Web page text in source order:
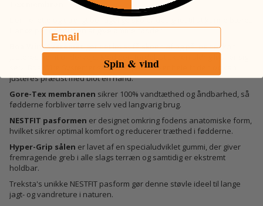
Denne lette og utroligt behagelige sko er designet til at kunne bæres
i lange perioder uden at give ømme fødder.
Boa Wire Systemetgør det let at få skoen af og på, og det kan
justeres nemt undervejs. Med den fordel, at skoen aldrig løsner sig
selv. Boa Wire Systemet spænder jævnt over hele foden og kan
justeres præcist med blot én hånd.
Gore-Tex membranen sikrer 100% vandtæthed og åndbarhed, så
fødderne forbliver tørre selv ved langvarig brug.
NESTFIT pasformen er designet omkring fodens anatomiske form,
hvilket sikrer optimal komfort og reducerer træthed i fødderne.
Hyper-Grip sålen er lavet af en specialudviklet gummi, der giver
fremragende greb i alle slags terræn og samtidig er ekstremt
holdbar.
Treksta's unikke NESTFIT pasform gør denne støvle ideel til lange
jagt- og vandreture i naturen.
Email
Spin & vind